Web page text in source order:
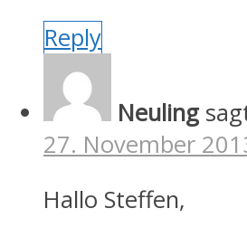
Reply
Neuling
27. November
Hallo Steffen,